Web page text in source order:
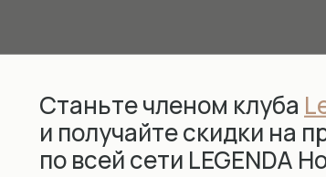
Станьте членом клуба
и получайте скидки на
по всей сети LEGENDA